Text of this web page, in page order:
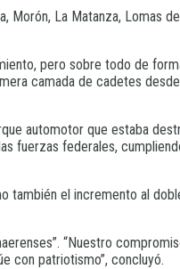
La Matanza, Lomas
pero sobre todo de
camada de cadetes
automotor que estaba
fuerzas federales,
también el incremento al
“Nuestro
con patriotismo”, concluyó.